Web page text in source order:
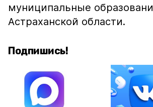
муниципальные
Астраханской области.
Подпишись!